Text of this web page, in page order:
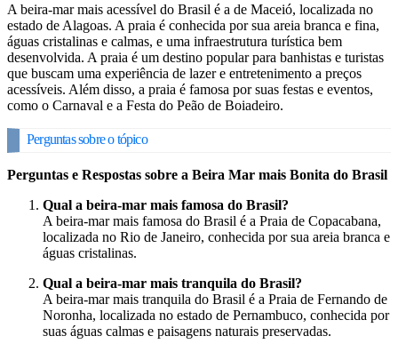
A beira-mar mais acessível do Brasil é a de Maceió, localizada no
estado de Alagoas. A praia é conhecida por sua areia branca e fina,
águas cristalinas e calmas, e uma infraestrutura turística bem
desenvolvida. A praia é um destino popular para banhistas e turistas
que buscam uma experiência de lazer e entretenimento a preços
acessíveis. Além disso, a praia é famosa por suas festas e eventos,
como o Carnaval e a Festa do Peão de Boiadeiro.
Perguntas sobre o tópico
Perguntas e Respostas sobre a Beira Mar mais Bonita do Brasil
Qual a beira-mar mais famosa do Brasil?
A beira-mar mais famosa do Brasil é a Praia de Copacabana,
localizada no Rio de Janeiro, conhecida por sua areia branca e
águas cristalinas.
Qual a beira-mar mais tranquila do Brasil?
A beira-mar mais tranquila do Brasil é a Praia de Fernando de
Noronha, localizada no estado de Pernambuco, conhecida por
suas águas calmas e paisagens naturais preservadas.